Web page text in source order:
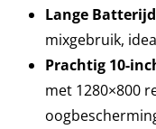
Lange
mixgebruik,
Prachtig 10-
met 1280×800